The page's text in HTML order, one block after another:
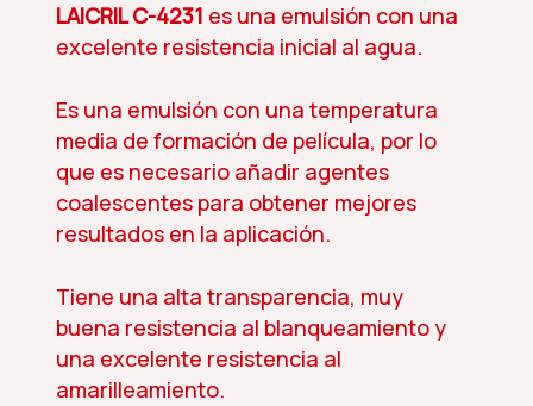
LAICRIL C-4231 es una emulsión con una
excelente resistencia inicial al agua.
Es una emulsión con una temperatura
media de formación de película, por lo
que es necesario añadir agentes
coalescentes para obtener mejores
resultados en la aplicación.
Tiene una alta transparencia, muy
buena resistencia al blanqueamiento y
una excelente resistencia al
amarilleamiento.